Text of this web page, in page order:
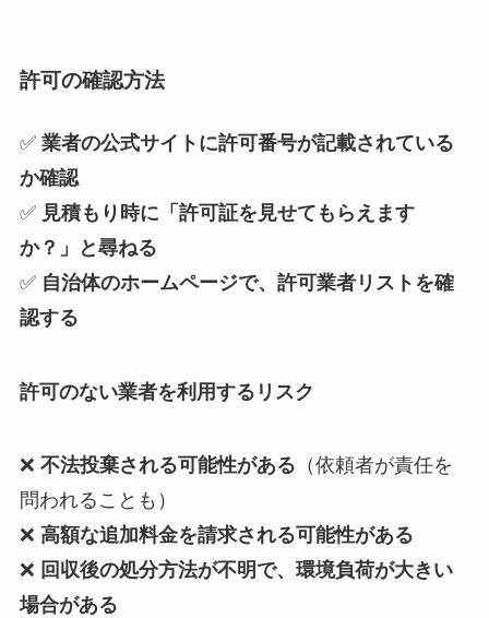
許可の確認方法
✅ 業者の公式サイトに許可番号が記載されている
か確認
✅ 見積もり時に「許可証を見せてもらえます
か？」と尋ねる
✅ 自治体のホームページで、許可業者リストを確
認する
許可のない業者を利用するリスク
❌ 不法投棄される可能性がある （依頼者が責任を
問われることも）
❌ 高額な追加料金を請求される可能性がある
❌ 回収後の処分方法が不明で、環境負荷が大きい
場合がある